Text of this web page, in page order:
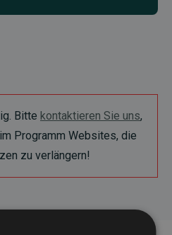
Bitte kontaktieren Sie uns,
Programm Websites, die
zu verlängern!